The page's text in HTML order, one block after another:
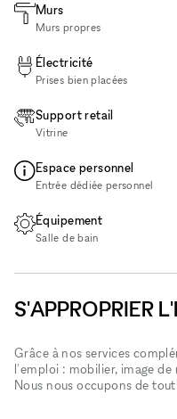
Murs
Murs propres
Électricité
Prises bien placées
Support retail
Vitrine
Espace personnel
Entrée dédiée personnel
Équipement
Salle de bain
S'APPROPRIER
Grâce à nos services
l'emploi : mobilier, image
Nous nous occupons de